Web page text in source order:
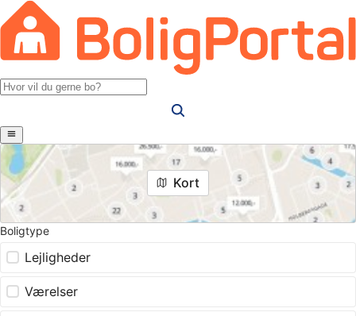
Kort
Boligtype
Lejligheder
Værelser